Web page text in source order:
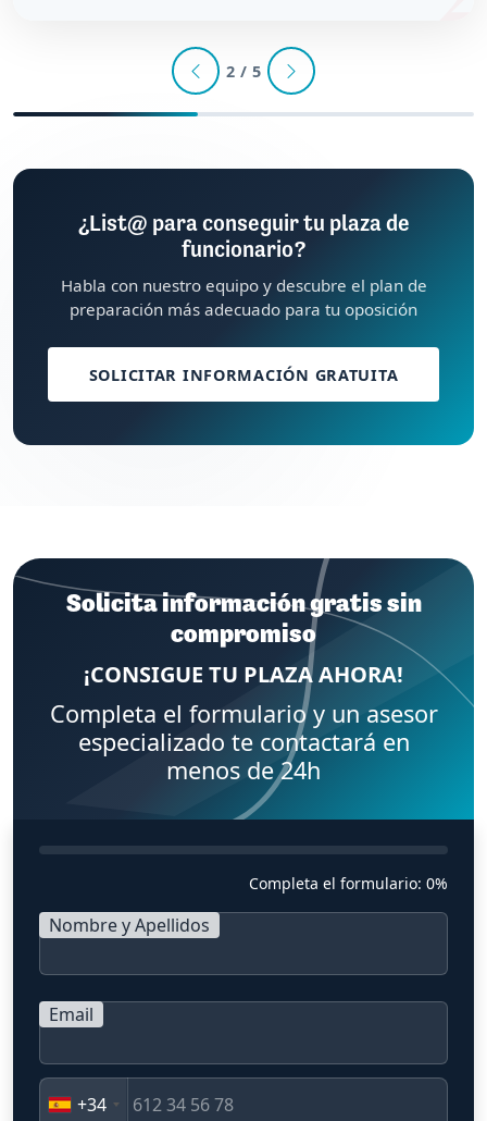
2 / 5
¿List@ para conseguir tu plaza de
funcionario?
Habla con nuestro equipo y descubre el plan de
preparación más adecuado para tu oposición
SOLICITAR INFORMACIÓN GRATUITA
Solicita información gratis sin
compromiso
¡CONSIGUE TU PLAZA AHORA!
Completa el formulario y un asesor
especializado te contactará en
menos de 24h
Completa el formulario: 0%
Nombre y Apellidos
Email
+34